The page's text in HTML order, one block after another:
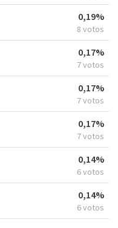
0,19%
8 votos
0,17%
7 votos
0,17%
7 votos
0,17%
7 votos
0,14%
6 votos
0,14%
6 votos